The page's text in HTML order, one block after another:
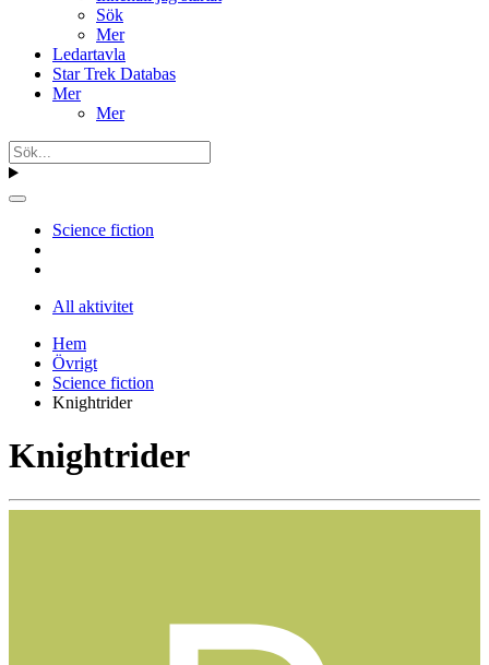
Sök
Mer
Ledartavla
Star Trek Databas
Mer
Mer
Science fiction
All aktivitet
Hem
Övrigt
Science fiction
Knightrider
Knightrider